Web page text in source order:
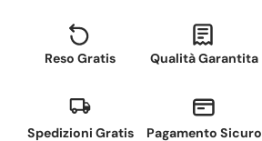
Reso Gratis Qualità Garantita
Spedizioni Gratis
Pagamento Sicuro